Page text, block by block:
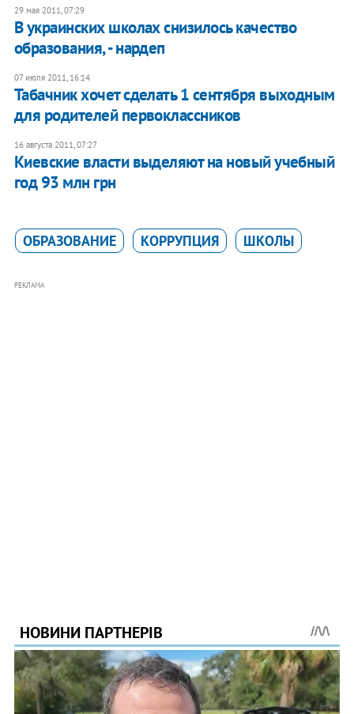
29 мая 2011, 07:29
В украинских школах снизилось качество
образования, - нардеп
07 июля 2011, 16:14
Табачник хочет сделать 1 сентября выходным
для родителей первоклассников
16 августа 2011, 07:27
Киевские власти выделяют на новый учебный
год 93 млн грн
ОБРАЗОВАНИЕ КОРРУПЦИЯ ШКОЛЫ
РЕКЛАМА